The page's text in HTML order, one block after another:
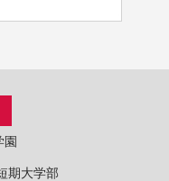
園
期大学部